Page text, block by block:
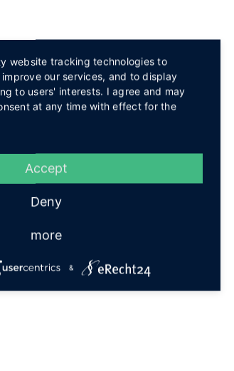
website tracking technologies to
our services, and to display
to users' interests. I agree and may
at any time with effect for the
Accept
Deny
more
&